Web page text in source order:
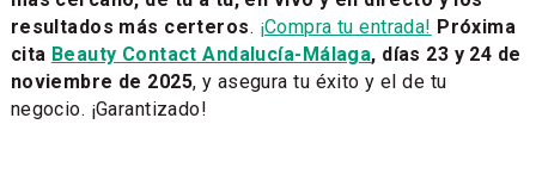
resultados más certeros. ¡Compra tu entrada! Próxima
cita Beauty Contact Andalucía-Málaga, días 23 y 24 de
noviembre de 2025, y asegura tu éxito y el de tu
negocio. ¡Garantizado!